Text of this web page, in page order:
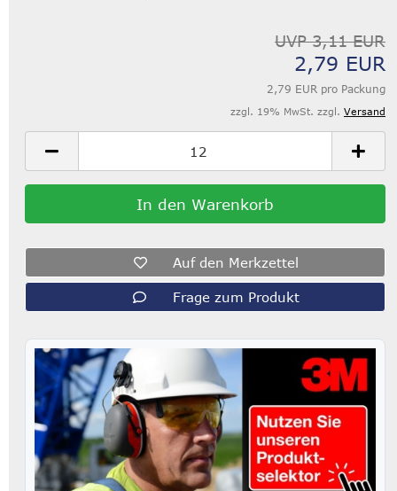
UVP 3,11 EUR
2,79 EUR
2,79 EUR pro Packung
zzgl. 19% MwSt. zzgl. Versand
Auf den Merkzettel
Frage zum Produkt